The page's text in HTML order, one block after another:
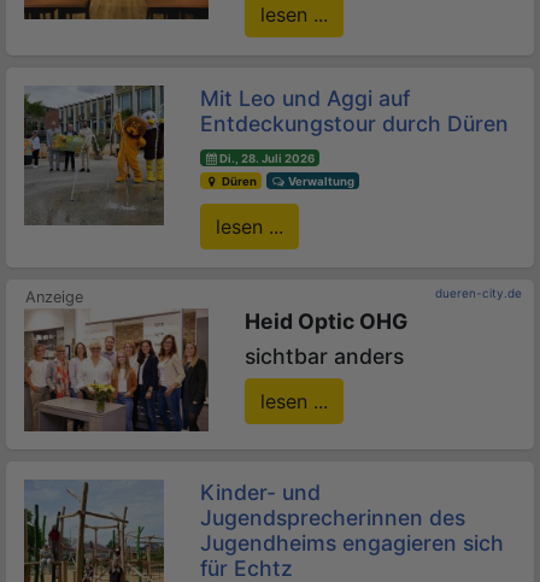
lesen ...
Mit Leo und Aggi auf
Entdeckungstour durch Düren
Di., 28. Juli 2026
Düren
Verwaltung
lesen ...
dueren-city.de
Heid Optic OHG
sichtbar anders
lesen ...
Kinder- und
Jugendsprecherinnen des
Jugendheims engagieren sich
für Echtz